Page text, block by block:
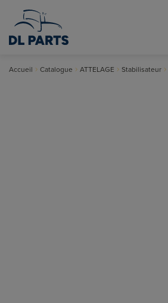
Accueil Catalogue ATTELAGE Stabilisateur